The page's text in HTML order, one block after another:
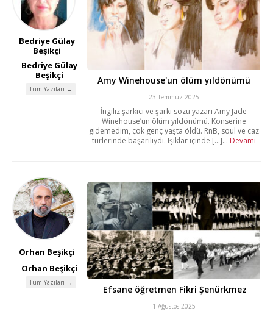
Bedriye Gülay
Beşikçi
Bedriye Gülay
Beşikçi
Tüm Yazıları →
Amy Winehouse'un ölüm yıldönümü
23 Temmuz 2025
İngiliz şarkıcı ve şarkı sözü yazarı Amy Jade
Winehouse’un ölüm yıldönümü. Konserine
gidemedim, çok genç yaşta öldü. RnB, soul ve caz
türlerinde başarılıydı. Işıklar içinde [...]... Devamı
Orhan Beşikçi
Orhan Beşikçi
Tüm Yazıları →
Efsane öğretmen Fikri Şenürkmez
1 Ağustos 2025